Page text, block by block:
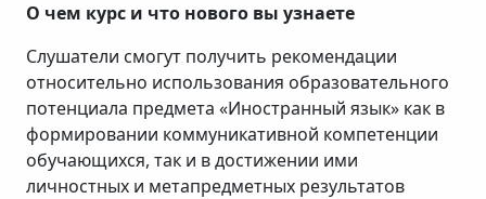
О чем курс и что нового вы узнаете
Слушатели смогут получить рекомендации
относительно использования образовательного
потенциала предмета «Иностранный язык» как в
формировании коммуникативной компетенции
обучающихся, так и в достижении ими
личностных и метапредметных результатов